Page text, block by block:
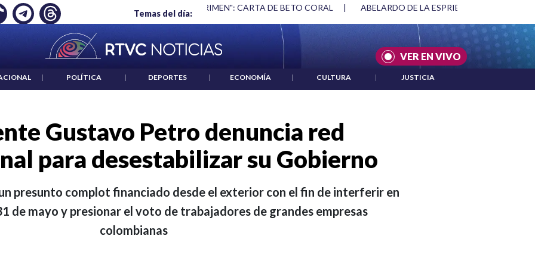
Temas del día:
UN CRIMEN": CARTA DE BETO CORAL ABELARDO DE LA ESPRIELLA Y DMG | ACUERDOS ENTRE ESTADOS UNIDOS E
VER EN VIVO
| POLÍTICA | DEPORTES | ECONOMÍA | CULTURA | JUSTICIA
Gustavo Petro denuncia red
para desestabilizar su Gobierno
presunto complot financiado desde el exterior con el fin de interferir en
de mayo y presionar el voto de trabajadores de grandes empresas
colombianas